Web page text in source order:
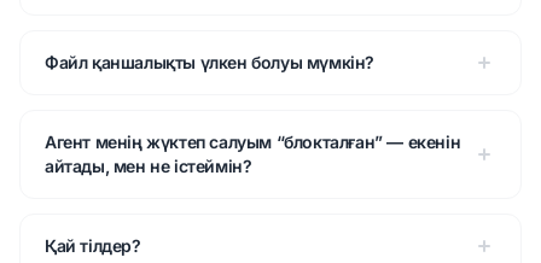
Файл қаншалықты үлкен болуы мүмкін?
Агент менің жүктеп салуым “блокталған” — екенін
айтады, мен не істеймін?
Қай тілдер?